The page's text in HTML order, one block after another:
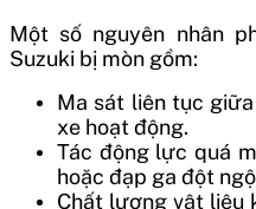
Một số nguyên nhân
Suzuki bị mòn gồm:
Ma sát liên tục
xe hoạt động.
Tác động lực quá
hoặc đạp ga đột
Chất lượng vật liệu